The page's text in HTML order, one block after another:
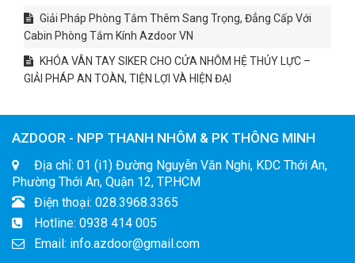
Giải Pháp Phòng Tắm Thêm Sang Trọng, Đẳng Cấp Với
Cabin Phòng Tắm Kính Azdoor VN
KHÓA VÂN TAY SIKER CHO CỬA NHÔM HỆ THỦY LỰC –
GIẢI PHÁP AN TOÀN, TIỆN LỢI VÀ HIỆN ĐẠI
AZDOOR - NPP THANH NHÔM & PK THÔNG MINH
Địa chỉ: 01 (i1) Đường Nguyễn Văn Nghi, KDC Thới An,
Phường Thới An, Quận 12, TP.HCM
Điện thoại: 028.3968.3365
Hotline: 0938 414 005
Email: info.azdoor@gmail.com